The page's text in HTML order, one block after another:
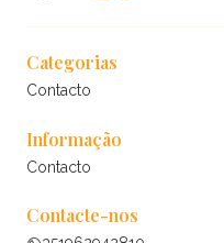
Categorias
Contacto
Informação
Contacto
Contacte-nos